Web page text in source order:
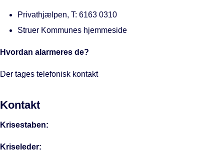
Privathjælpen, T: 6163 0310
Struer Kommunes hjemmeside
Hvordan alarmeres de?
Der tages telefonisk kontakt
Kontakt
Krisestaben:
Kriseleder: